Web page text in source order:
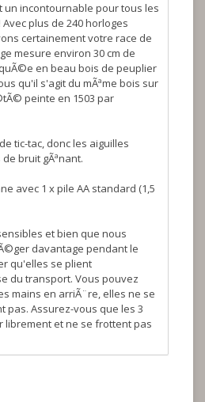
un incontournable pour tous les
plus de 240 horloges
certainement votre race de
mesure environ 30 cm de
en beau bois de peuplier
qu'il s'agit du mÃªme bois sur
peinte en 1503 par
tic-tac, donc les aiguilles
bruit gÃªnant.
avec 1 x pile AA standard (1,5
et bien que nous
davantage pendant le
qu'elles se plient
du transport. Vous pouvez
mains en arriÃ¨re, elles ne se
pas. Assurez-vous que les 3
librement et ne se frottent pas